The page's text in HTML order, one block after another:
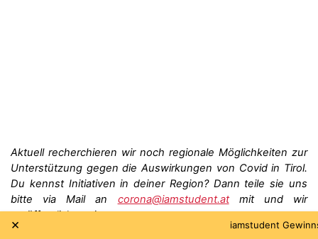
Month: 2x2 Festivalpässe gewinnen!
× iamstudent Gewinnspiel-
Aktuell recherchieren wir noch regionale Möglichkeiten zur
Unterstützung gegen die Auswirkungen von Covid in Tirol.
Du kennst Initiativen in deiner Region? Dann teile sie uns
bitte via Mail an corona@iamstudent.atmit und wir
veröffentlichen sie.